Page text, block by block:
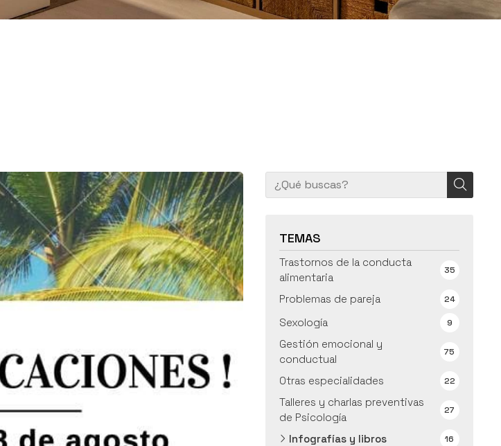
TEMAS
Trastornos de la conducta
alimentaria
35
Problemas de pareja 24
Sexología 9
Gestión emocional y
conductual
75
Otras especialidades 22
Talleres y charlas preventivas
de Psicología
27
Infografías y libros 16